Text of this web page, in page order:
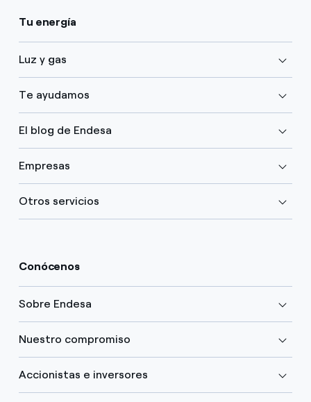
Tu energía
Luz y gas
Te ayudamos
El blog de Endesa
Empresas
Otros servicios
Conócenos
Sobre Endesa
Nuestro compromiso
Accionistas e inversores